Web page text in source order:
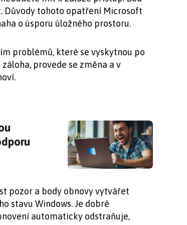
Důvody tohoto opatření Microsoft
o úsporu úložného prostoru.
problémů, které se vyskytnou po
provede se změna a v
oddechnout: Microsoft prodlužuje
pozor a body obnovy vytvářet
stavu Windows. Je dobré
automaticky odstraňuje,